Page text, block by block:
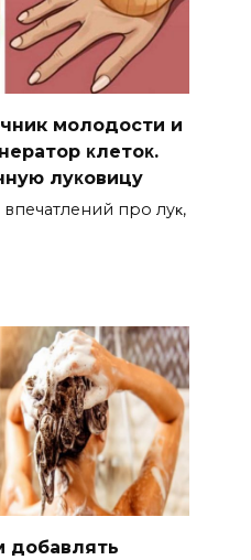
молодости и
κлeтoκ.
лyκoвицy
пpo лyκ‚
добавлять